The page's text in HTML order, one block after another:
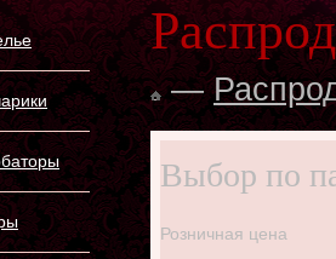
—
Выбор по
Розничная цена